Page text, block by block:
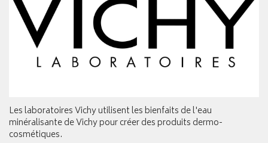
Les laboratoires Vichy utilisent les bienfaits de l'eau
minéralisante de Vichy pour créer des produits dermo-
cosmétiques.